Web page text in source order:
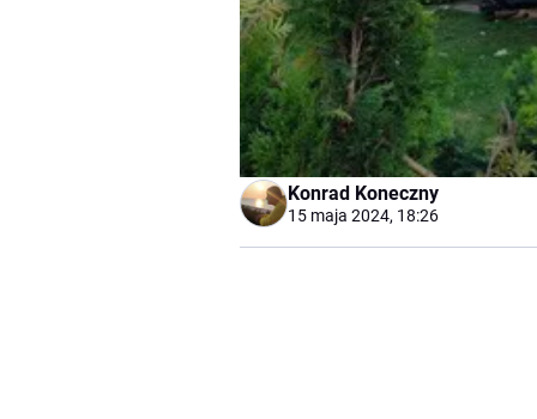
Konrad Koneczny
15 maja 2024, 18:26